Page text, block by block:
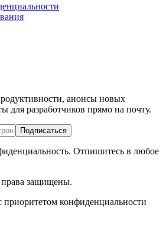
анонсы новых
для разработчиков прямо на почту.
Подписаться
Отпишитесь в любое
защищены.
конфиденциальности